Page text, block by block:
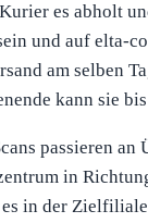
es abholt
und auf elta-
am selben
kann sie
passieren an
in
in der